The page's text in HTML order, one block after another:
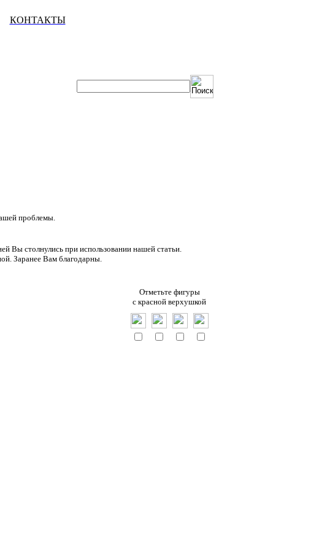
КОНТАКТЫ
проблемы.
Вы столнулись при использовании нашей статьи.
Заранее Вам благодарны.
Отметьте фигуры
c красной верхушкой